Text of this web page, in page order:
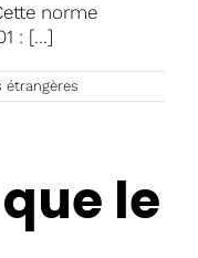
norme
: [...]
étrangères
le